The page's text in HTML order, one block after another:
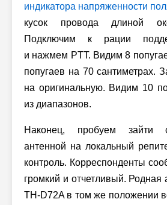
индикатора напряженности
кусок провода длиной
Подключим к рации
и нажмем PTT. Видим 8
попугаев на 70 сантиметрах.
на оригинальную. Видим 10
из диапазонов.
Наконец, пробуем зайти
антенной на локальный
контроль. Корреспонденты
громкий и отчетливый. Родная
TH-D72A в том же положении